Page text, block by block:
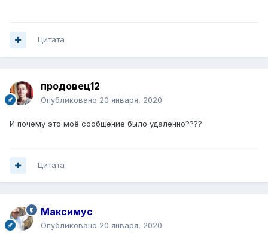
Цитата
продовец12
Опубликовано 20 января, 2020
И почему это моё сообщение было удаленно????
Цитата
Максимус
Опубликовано 20 января, 2020